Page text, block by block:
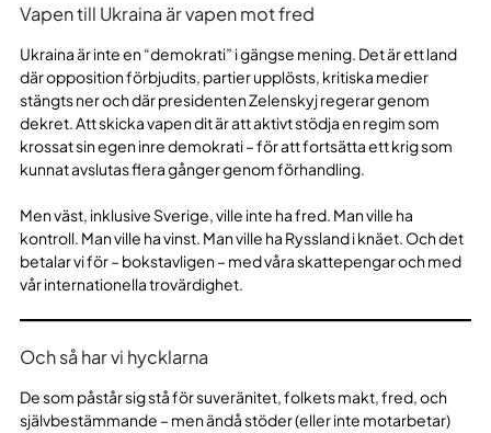
Vapen till Ukraina är vapen mot fred
Ukraina är inte en “demokrati” i gängse mening. Det är ett land
där opposition förbjudits, partier upplösts, kritiska medier
stängts ner och där presidenten Zelenskyj regerar genom
dekret. Att skicka vapen dit är att aktivt stödja en regim som
krossat sin egen inre demokrati – för att fortsätta ett krig som
kunnat avslutas flera gånger genom förhandling.
Men väst, inklusive Sverige, ville inte ha fred. Man ville ha
kontroll. Man ville ha vinst. Man ville ha Ryssland i knäet. Och det
betalar vi för – bokstavligen – med våra skattepengar och med
vår internationella trovärdighet.
Och så har vi hycklarna
De som påstår sig stå för suveränitet, folkets makt, fred, och
självbestämmande – men ändå stöder (eller inte motarbetar)